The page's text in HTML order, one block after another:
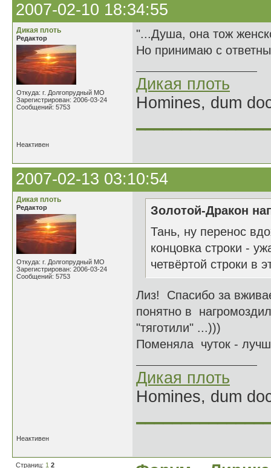
2007-02-10 18:34:55
Дикая плоть
Редактор
Откуда: г. Долгопрудный МО
Зарегистрирован: 2006-03-24
Сообщений: 5753
"...Душа, она тож
Но принимаю с
Дикая плоть
Homines, dum
Неактивен
2007-02-13 03:10:54
Дикая плоть
Редактор
Откуда: г. Долгопрудный МО
Зарегистрирован: 2006-03-24
Сообщений: 5753
Золотой-Дракон
Тань, ну перенос
концовка строки -
четвёртой строки в
Лиз! Спасибо за
понятно в
"тяготили" ...)))
Поменяла чуток -
Дикая плоть
Homines, dum
Неактивен
Страниц: 1 2